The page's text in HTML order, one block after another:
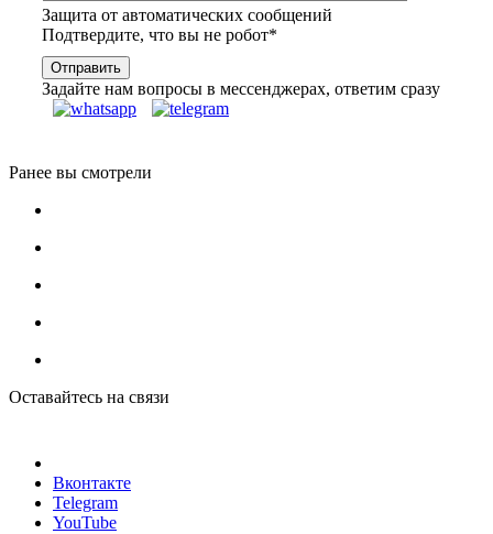
Защита от автоматических сообщений
Подтвердите, что вы не робот*
Задайте нам вопросы в мессенджерах, ответим сразу
Ранее вы смотрели
Оставайтесь на связи
Вконтакте
Telegram
YouTube